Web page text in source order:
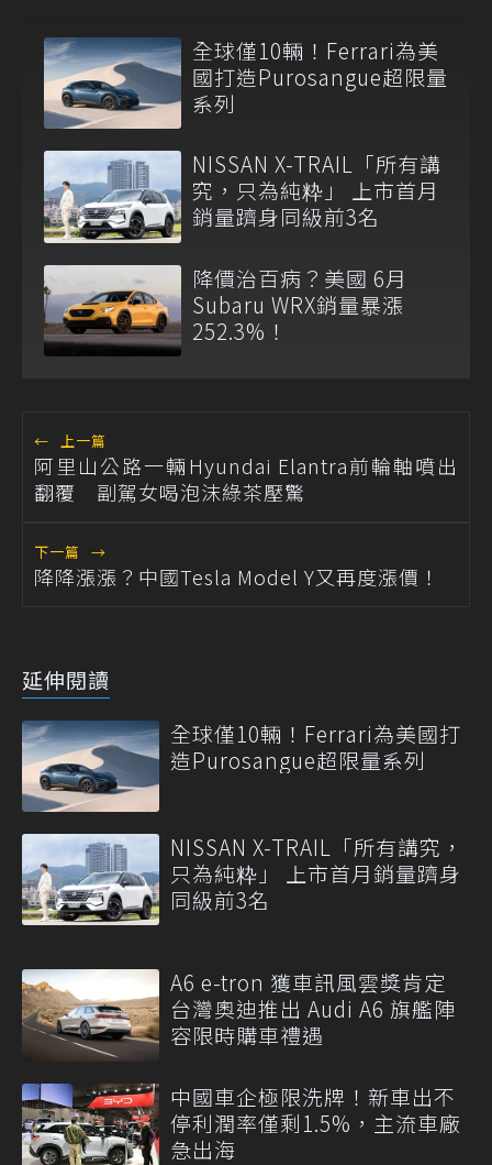
全球僅10輛！Ferrari為美
國打造Purosangue超限量
系列
NISSAN X-TRAIL「所有講
究，只為純粋」 上市首月
銷量躋身同級前3名
降價治百病？美國 6月
Subaru WRX銷量暴漲
252.3%！
← 上一篇
阿里山公路一輛Hyundai Elantra前輪軸噴出
翻覆 副駕女喝泡沫綠茶壓驚
下一篇 →
降降漲漲？中國Tesla Model Y又再度漲價！
延伸閱讀
全球僅10輛！Ferrari為美國打
造Purosangue超限量系列
NISSAN X-TRAIL「所有講究，
只為純粋」 上市首月銷量躋身
同級前3名
A6 e-tron 獲車訊風雲獎肯定
台灣奧迪推出 Audi A6 旗艦陣
容限時購車禮遇
中國車企極限洗牌！新車出不
停利潤率僅剩1.5%，主流車廠
急出海